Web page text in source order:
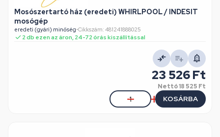
Mosószertartó ház (eredeti) WHIRLPOOL / INDESIT
mosógép
eredeti (gyári) minőség•Cikkszám: 481241888025
2 db ezen az áron, 24-72 órás kiszállítással
23 526 Ft
Nettó18 525 Ft
KOSÁRBA